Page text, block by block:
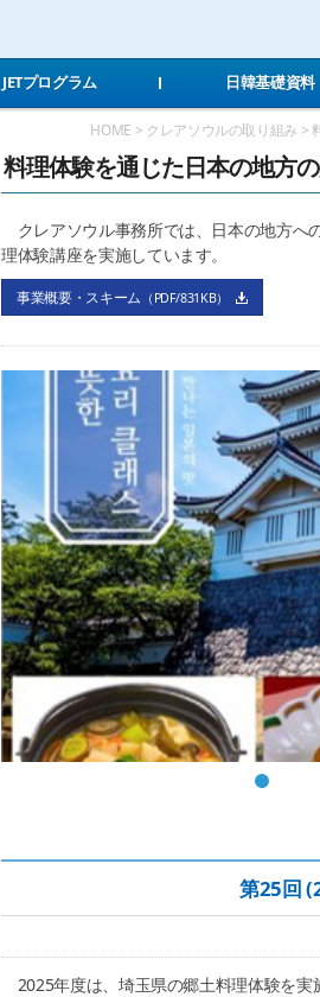
JETプログラム 日韓基礎資料
HOME > クレアソウルの取り組み >
料理体験を通じた日本の地方
クレアソウル事務所では、日本の地方へ
理体験講座を実施しています。
事業概要・スキーム （PDF/831KB）
第25回
2025年度は、埼玉県の郷土料理体験を実